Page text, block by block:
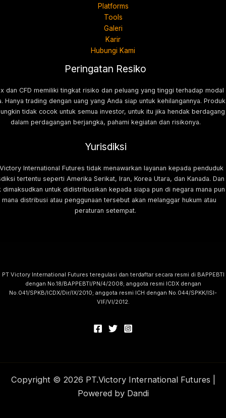
Platforms
Tools
Galeri
Karir
Hubungi Kami
Peringatan Resiko
dan CFD memiliki tingkat risiko dan peluang yang tinggi terhadap modal
Hanya trading dengan uang yang Anda siap untuk kehilangannya. Produk
tidak cocok untuk semua investor, untuk itu jika hendak berdagang
dalam perdagangan berjangka, pahami kegiatan dan risikonya.
Yurisdiksi
International Futures tidak menawarkan layanan kepada penduduk
tertentu seperti Amerika Serikat, Iran, Korea Utara, dan Kanada. Dan
dimaksudkan untuk didistribusikan kepada siapa pun di negara mana pun
mana distribusi atau penggunaan tersebut akan melanggar hukum atau
peraturan setempat.
PT Victory International Futures teregulasi dan terdaftar secara resmi di BAPPEBTI
dengan No.18/BAPPEBTI/PN/4/2008; anggota resmi ICDX dengan
No.041/SPKB/ICDX/Dir/IX/2010; anggota resmi ICH dengan No.044/SPKK/ISI-
VIF/VI/2012.
Copyright © 2026 PT.Victory International Futures |
Powered by Dandi